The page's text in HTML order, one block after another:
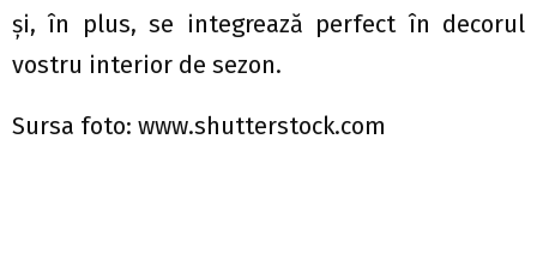
şi, în plus, se integrează perfect în decorul
vostru interior de sezon.
Sursa foto: www.shutterstock.com